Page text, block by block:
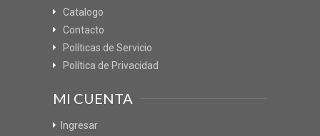
Catalogo
Contacto
Políticas de Servicio
Política de Privacidad
MI CUENTA
Ingresar